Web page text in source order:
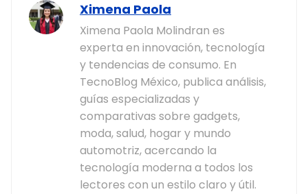
Ximena Paola
Ximena Paola Molindran es
experta en innovación, tecnología
y tendencias de consumo. En
TecnoBlog México, publica análisis,
guías especializadas y
comparativas sobre gadgets,
moda, salud, hogar y mundo
automotriz, acercando la
tecnología moderna a todos los
lectores con un estilo claro y útil.